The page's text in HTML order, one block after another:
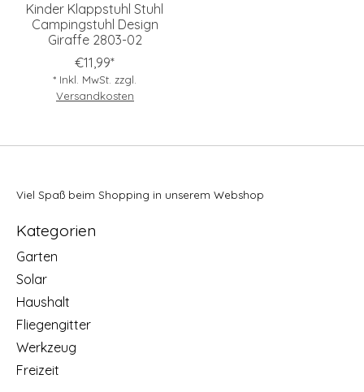
Kinder Klappstuhl Stuhl
Campingstuhl Design
Giraffe 2803-02
€11,99*
* Inkl. MwSt. zzgl.
Versandkosten
Viel Spaß beim Shopping in unserem Webshop
Kategorien
Garten
Solar
Haushalt
Fliegengitter
Werkzeug
Freizeit